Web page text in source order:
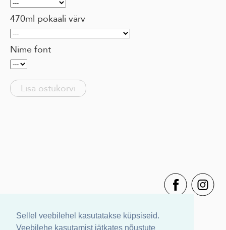
Sellel veebilehel kasutatakse küpsiseid.
Veebilehe kasutamist jätkates nõustute
470ml pokaali värv
Nime font
Lisa ostukorvi